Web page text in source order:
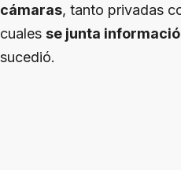
cámaras, tanto privadas
cuales se junta
sucedió.